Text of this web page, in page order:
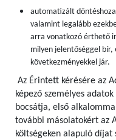
automatizált
valamint legalább
arra vonatkozó érthető
milyen jelentőséggel
következményekkel jár.
Az Érintett kérésére az
képező személyes
bocsátja, első
további másolatokért az
költségeken alapuló díjat